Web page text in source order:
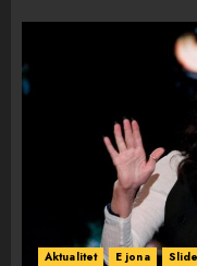
Aktualitet E jona